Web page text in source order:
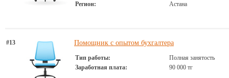
Регион: Астана
#13 Помощник с опытом бухгалтера
Тип работы:
Полная занятость
Заработная плата:
90 000 тг